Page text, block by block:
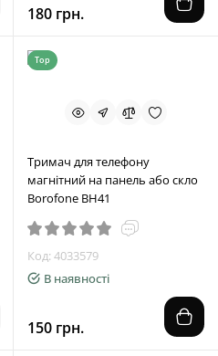
180 грн.
Top
Тримач для телефону
магнітний на панель або скло
Borofone BH41
Код: 4033579
В наявності
150 грн.